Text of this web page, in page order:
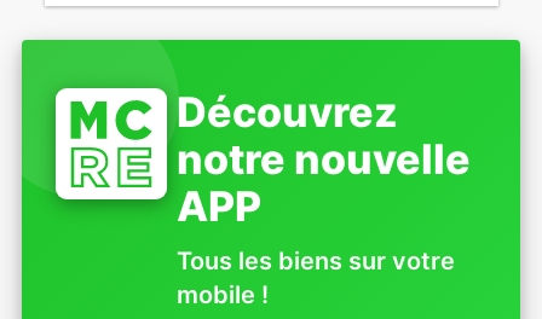
Découvrez
notre nouvelle
APP
Tous les biens sur votre
mobile !